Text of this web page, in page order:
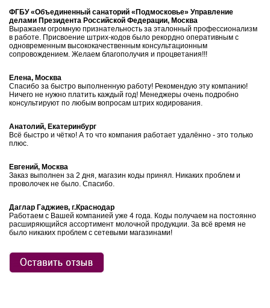
ФГБУ «Объединенный санаторий «Подмосковье» Управление
делами Президента Российской Федерации, Москва
Выражаем огромную признательность за эталонный профессионализм
в работе. Присвоение штрих-кодов было рекордно оперативным с
одновременным высококачественным консультационным
сопровождением. Желаем благополучия и процветания!!!
Елена, Москва
Спасибо за быстро выполненную работу! Рекомендую эту компанию!
Ничего не нужно платить каждый год! Менеджеры очень подробно
консультируют по любым вопросам штрих кодирования.
Анатолий, Екатеринбург
Всё быстро и чётко! А то что компания работает удалённо - это только
плюс.
Евгений, Москва
Заказ выполнен за 2 дня, магазин коды принял. Никаких проблем и
проволочек не было. Спасибо.
Даглар Гаджиев, г.Краснодар
Работаем с Вашей компанией уже 4 года. Коды получаем на постоянно
расширяющийся ассортимент молочной продукции. За всё время не
было никаких проблем с сетевыми магазинами!